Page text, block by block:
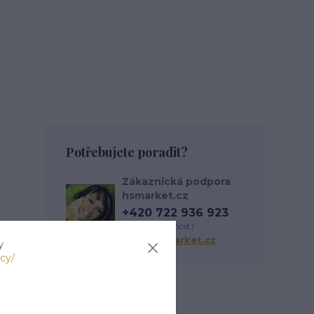
Potřebujete poradit?
Zákaznická podpora
hsmarket.cz
+420 722 936 923
(Po-Pá, 8-16 hod.)
info@hsmarket.cz